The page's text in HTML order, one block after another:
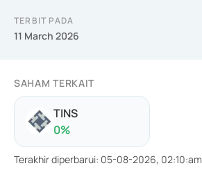
TERBIT PADA
11 March 2026
SAHAM TERKAIT
TINS
0%
Terakhir diperbarui: 05-08-2026, 02:10:am